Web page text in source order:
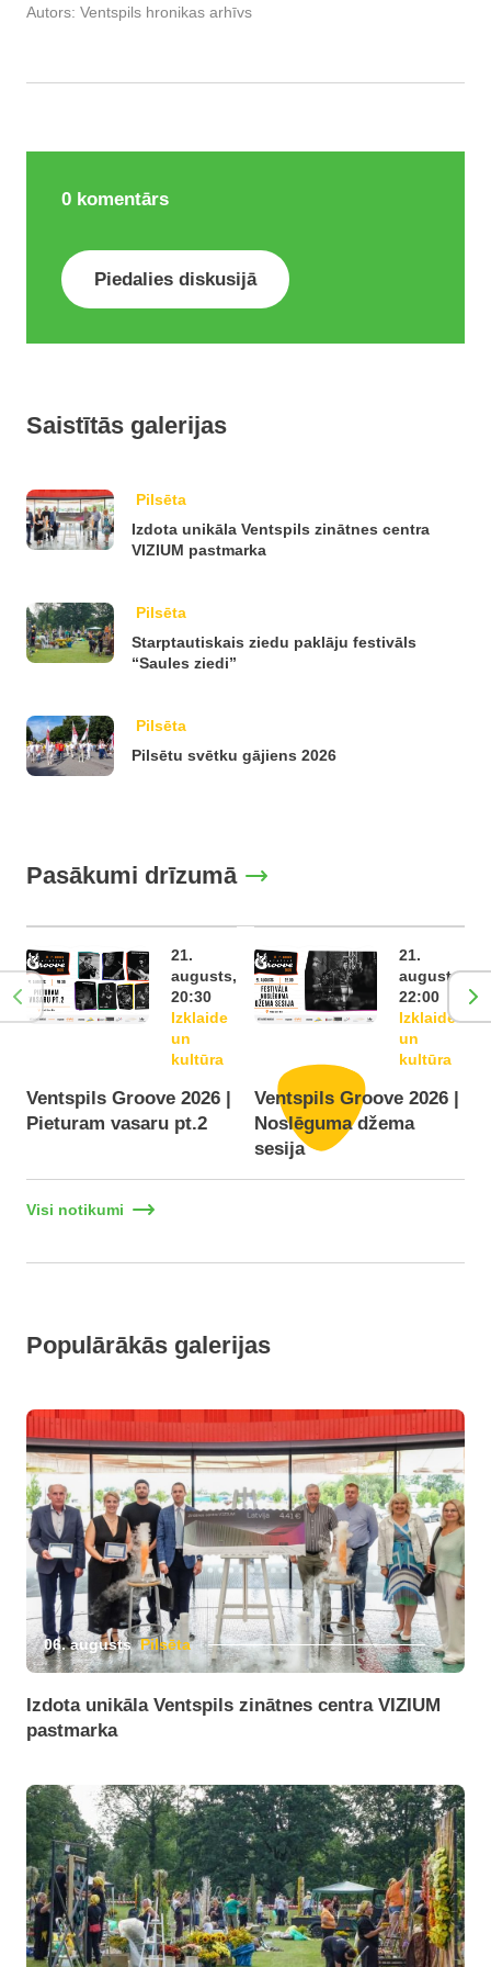
Autors: Ventspils hronikas arhīvs
0 komentārs
Piedalies diskusijā
Saistītās galerijas
Pilsēta
Izdota unikāla Ventspils zinātnes centra
VIZIUM pastmarka
Pilsēta
Starptautiskais ziedu paklāju festivāls
“Saules ziedi”
Pilsēta
Pilsētu svētku gājiens 2026
Pasākumi drīzumā
21.
augusts,
20:30
Izklaide
un
kultūra
Ventspils Groove 2026 |
Pieturam vasaru pt.2
21.
augusts,
22:00
Izklaide
un
kultūra
Ventspils Groove 2026 |
Noslēguma džema
sesija
Visi notikumi
Populārākās galerijas
06. augusts Pilsēta
Izdota unikāla Ventspils zinātnes centra VIZIUM
pastmarka